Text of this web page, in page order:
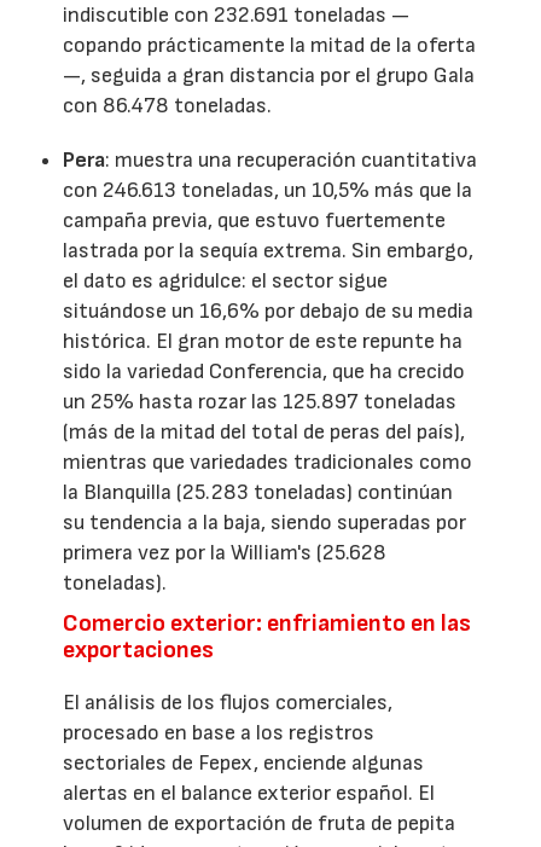
indiscutible con 232.691 toneladas —
copando prácticamente la mitad de la oferta
—, seguida a gran distancia por el grupo Gala
con 86.478 toneladas.
Pera: muestra una recuperación cuantitativa
con 246.613 toneladas, un 10,5% más que la
campaña previa, que estuvo fuertemente
lastrada por la sequía extrema. Sin embargo,
el dato es agridulce: el sector sigue
situándose un 16,6% por debajo de su media
histórica. El gran motor de este repunte ha
sido la variedad Conferencia, que ha crecido
un 25% hasta rozar las 125.897 toneladas
(más de la mitad del total de peras del país),
mientras que variedades tradicionales como
la Blanquilla (25.283 toneladas) continúan
su tendencia a la baja, siendo superadas por
primera vez por la William's (25.628
toneladas).
Comercio exterior: enfriamiento en las
exportaciones
El análisis de los flujos comerciales,
procesado en base a los registros
sectoriales de Fepex, enciende algunas
alertas en el balance exterior español. El
volumen de exportación de fruta de pepita